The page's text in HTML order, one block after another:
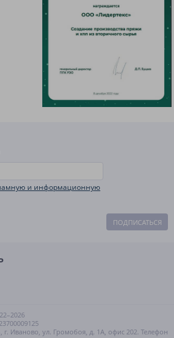
и информационную
ПОДПИСАТЬСЯ
г. Иваново, ул. Громобоя, д. 1А, офис 202. Телефон